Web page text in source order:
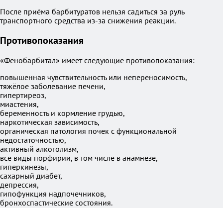
После приёма барбитуратов нельзя садиться за руль
транспортного средства из-за снижения реакции.
Противопоказания
«Фенобарбитал» имеет следующие противопоказания:
повышенная чувствительность или непереносимость,
тяжёлое заболевание печени,
гипертиреоз,
миастения,
беременность и кормление грудью,
наркотическая зависимость,
органическая патология почек с функциональной
недостаточностью,
активный алкоголизм,
все виды порфирии, в том числе в анамнезе,
гиперкинезы,
сахарный диабет,
депрессия,
гипофункция надпочечников,
бронхоспастические состояния.